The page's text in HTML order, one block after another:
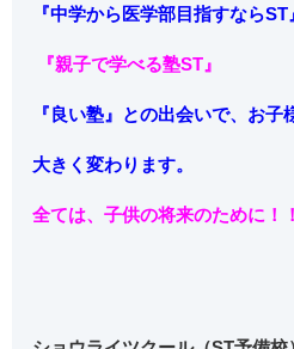
『中学から医学部目指すならST
『親子で学べる塾ST』
『良い塾』との出会いで、お子
大きく変わります。
全ては、子供の将来のために！！